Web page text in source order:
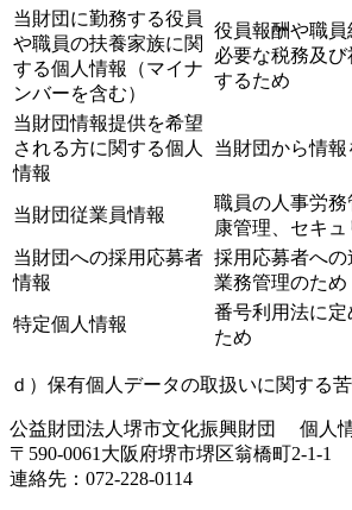
当財団に勤務する役員
や職員の扶養家族に関
する個人情報（マイナ
ンバーを含む）
役員報酬や職
必要な税務及
するため
当財団情報提供を希望
される方に関する個人
情報
当財団から情
当財団従業員情報
職員の人事労
康管理、セキ
当財団への採用応募者
情報
採用応募者への
業務管理のため
特定個人情報
番号利用法に
ため
ｄ）保有個人データの取扱いに関する
公益財団法人堺市文化振興財団 個人
〒590-0061大阪府堺市堺区翁橋町2-1-1
連絡先：072-228-0114